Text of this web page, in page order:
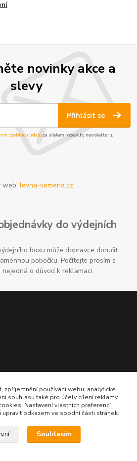
novinky akce a
slevy
Přihlásit se
osobních údajůza účelem rozesílky newsletteru.
web:levna-semena.cz
do výdejních
boxu může dopravce doručit
pobočku. Počítejte prosím s
o důvod k reklamaci.
zpříjemnění používání webu, analytické
souhlasu také pro účely cílení reklamy
Nastavení vlastních preferencí
odkazem ve spodní části stránek.
Souhlasím